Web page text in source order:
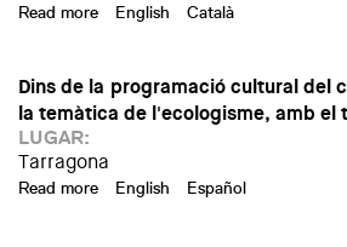
Read more about Avantguarda | [C]
English Català
Dins de la programació cultural del
la temàtica de l'ecologisme, amb
LUGAR:
Tarragona
Read more about Avantguarda | [C]
English Español